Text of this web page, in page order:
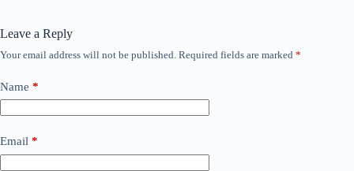
Leave a Reply
Your email address will not be published. Required fields are marked *
Name *
Email *